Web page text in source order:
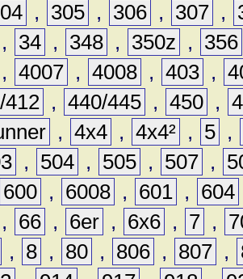
, 305 , 306 , 307 ,
, 34 , 348 , 350z ,
356
, 4007 , 4008 , 403 ,
412 , 440/445 , 450 ,
, 4x4 , 4x4² , 5 ,
, 504 , 505 , 507 ,
600 , 6008 , 601 , 604
, 66 , 6er , 6x6 , 7 ,
, 8 , 80 , 806 , 807 ,